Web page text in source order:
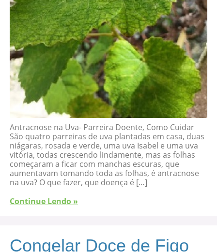
Antracnose na Uva- Parreira Doente, Como Cuidar
São quatro parreiras de uva plantadas em casa, duas
niágaras, rosada e verde, uma uva Isabel e uma uva
vitória, todas crescendo lindamente, mas as folhas
começaram a ficar com manchas escuras, que
aumentavam tomando toda as folhas, é antracnose
na uva? O que fazer, que doença é […]
Continue Lendo »
Congelar Doce de Figo